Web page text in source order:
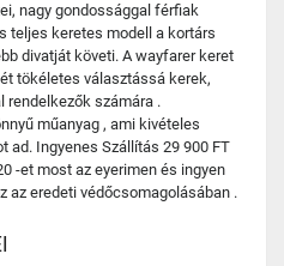
nagy gondossággal férfiak
teljes keretes modell a kortárs
divatját követi. A wayfarer keret
tökéletes választássá kerek,
rendelkezők számára .
műanyag , ami kivételes
ad. Ingyenes Szállítás 29 900 FT
-et most az eyerimen és ingyen
az eredeti védőcsomagolásában .